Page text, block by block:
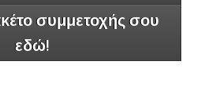
συμμετοχής σου
εδώ!